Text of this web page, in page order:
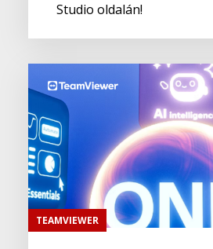
Studio oldalán!
TEAMVIEWER